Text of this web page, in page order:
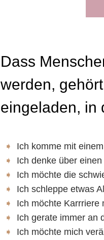
Dass
werden,
eingeladen, in
Ich komme mit
Ich denke über
Ich möchte die
Ich schleppe etwas
Ich möchte Karrriere
Ich gerate immer an
Ich möchte mich